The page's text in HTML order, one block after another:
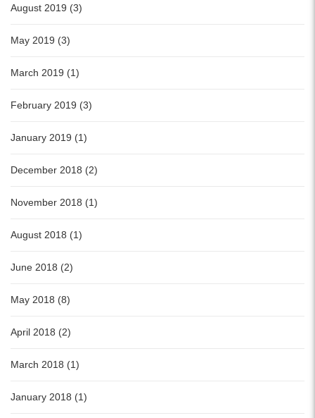
August 2019 (3)
May 2019 (3)
March 2019 (1)
February 2019 (3)
January 2019 (1)
December 2018 (2)
November 2018 (1)
August 2018 (1)
June 2018 (2)
May 2018 (8)
April 2018 (2)
March 2018 (1)
January 2018 (1)